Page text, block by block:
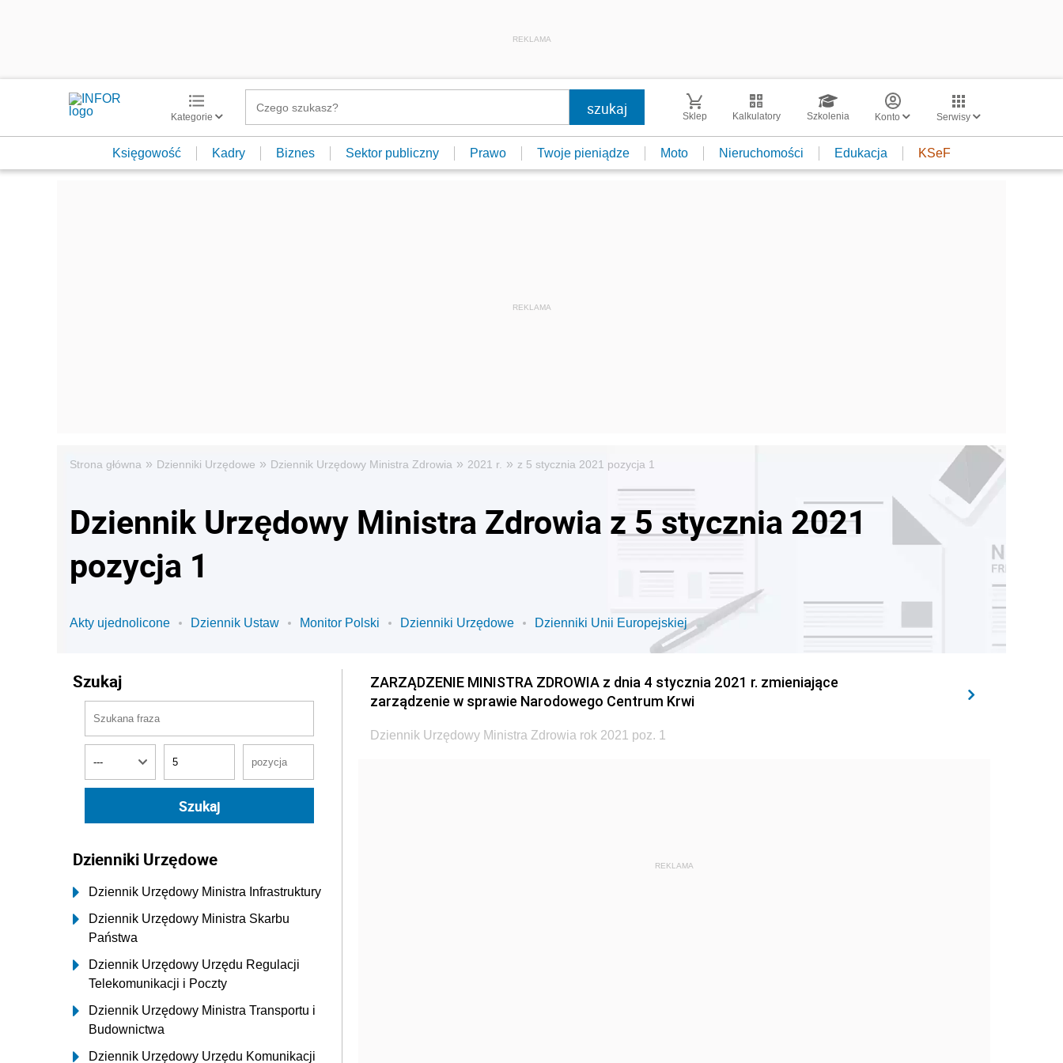
REKLAMA
Kategorie Sklep Kalkulatory Szkolenia Konto Serwisy
Księgowość Kadry Biznes Sektor publiczny Prawo Twoje pieniądze Moto Nieruchomości Edukacja KSeF
Strona główna » Dzienniki Urzędowe » Dziennik Urzędowy Ministra Zdrowia » 2021 r. » z 5 stycznia 2021 pozycja 1
Dziennik Urzędowy Ministra Zdrowia z 5 stycznia 2021
pozycja 1
Akty ujednolicone Dziennik Ustaw Monitor Polski Dzienniki Urzędowe Dzienniki Unii Europejskiej
Szukaj
Dzienniki Urzędowe
Dziennik Urzędowy Ministra Infrastruktury
Dziennik Urzędowy Ministra Skarbu
Państwa
Dziennik Urzędowy Urzędu Regulacji
Telekomunikacji i Poczty
Dziennik Urzędowy Ministra Transportu i
Budownictwa
Dziennik Urzędowy Urzędu Komunikacji
ZARZĄDZENIE MINISTRA ZDROWIA z dnia 4 stycznia 2021 r. zmieniające
zarządzenie w sprawie Narodowego Centrum Krwi
Dziennik Urzędowy Ministra Zdrowia rok 2021 poz. 1
REKLAMA